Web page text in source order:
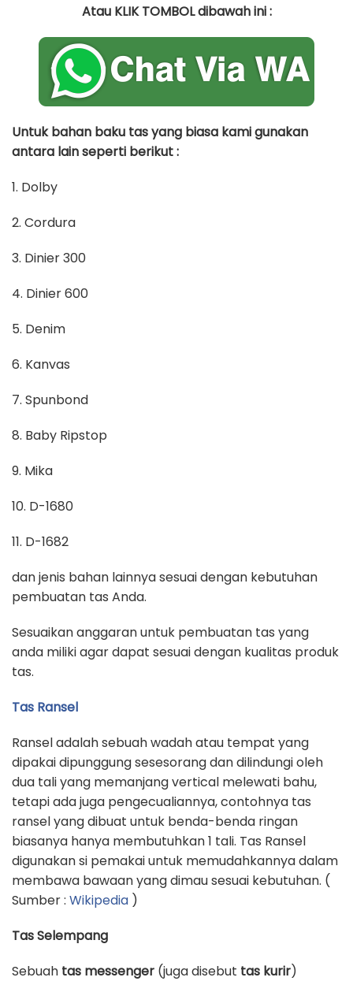
Atau KLIK TOMBOL dibawah ini :
Untuk bahan baku tas yang biasa kami gunakan
antara lain seperti berikut :
1. Dolby
2. Cordura
3. Dinier 300
4. Dinier 600
5. Denim
6. Kanvas
7. Spunbond
8. Baby Ripstop
9. Mika
10. D-1680
11. D-1682
dan jenis bahan lainnya sesuai dengan kebutuhan
pembuatan tas Anda.
Sesuaikan anggaran untuk pembuatan tas yang
anda miliki agar dapat sesuai dengan kualitas produk
tas.
Tas Ransel
Ransel adalah sebuah wadah atau tempat yang
dipakai dipunggung sesesorang dan dilindungi oleh
dua tali yang memanjang vertical melewati bahu,
tetapi ada juga pengecualiannya, contohnya tas
ransel yang dibuat untuk benda-benda ringan
biasanya hanya membutuhkan 1 tali. Tas Ransel
digunakan si pemakai untuk memudahkannya dalam
membawa bawaan yang dimau sesuai kebutuhan. (
Sumber : Wikipedia )
Tas Selempang
Sebuah tas messenger (juga disebut tas kurir)